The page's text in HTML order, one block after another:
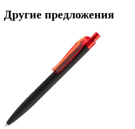
Другие предложения